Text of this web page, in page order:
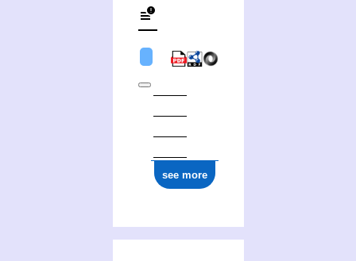
see more